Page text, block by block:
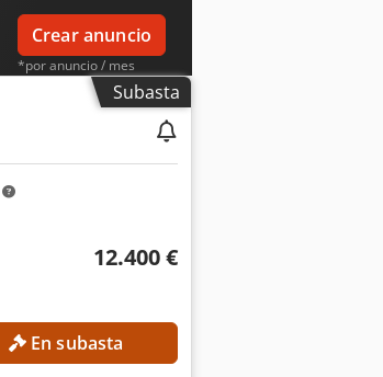
Crear anuncio
*por anuncio / mes
Subasta
12.400 €
En subasta